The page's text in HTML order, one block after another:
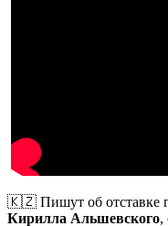
🇰🇿 Пишут об отставке
Кирилла Альшевского,